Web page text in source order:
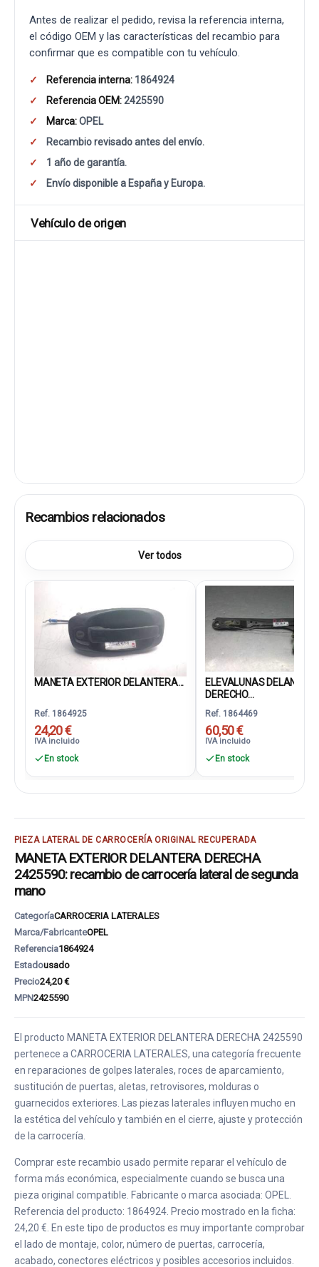
Antes de realizar el pedido, revisa la referencia interna,
el código OEM y las características del recambio para
confirmar que es compatible con tu vehículo.
Referencia interna: 1864924
Referencia OEM:2425590
Marca:OPEL
Recambio revisado antes del envío.
1 año de garantía.
Envío disponible a España y Europa.
Vehículo de origen
Recambios relacionados
Ver todos
MANETA EXTERIOR DELANTERA...
Ref. 1864925
24,20 €
IVA incluido
En stock
ELEVALUNAS
DERECHO...
Ref. 1864469
60,50 €
IVA incluido
En stock
PIEZA LATERAL DE CARROCERÍA ORIGINAL RECUPERADA
MANETA EXTERIOR DELANTERA DERECHA
2425590: recambio de carrocería lateral de segunda
mano
CategoríaCARROCERIA LATERALES
Marca/FabricanteOPEL
Referencia1864924
Estadousado
Precio24,20 €
MPN2425590
El producto MANETA EXTERIOR DELANTERA DERECHA 2425590
pertenece a CARROCERIA LATERALES, una categoría frecuente
en reparaciones de golpes laterales, roces de aparcamiento,
sustitución de puertas, aletas, retrovisores, molduras o
guarnecidos exteriores. Las piezas laterales influyen mucho en
la estética del vehículo y también en el cierre, ajuste y protección
de la carrocería.
Comprar este recambio usado permite reparar el vehículo de
forma más económica, especialmente cuando se busca una
pieza original compatible. Fabricante o marca asociada: OPEL.
Referencia del producto: 1864924. Precio mostrado en la ficha:
24,20 €. En este tipo de productos es muy importante comprobar
el lado de montaje, color, número de puertas, carrocería,
acabado, conectores eléctricos y posibles accesorios incluidos.